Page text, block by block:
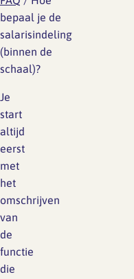
bepaal je de
salarisindeling
(binnen de
schaal)?
Je
start
altijd
eerst
met
het
omschrijven
van
de
functie
die